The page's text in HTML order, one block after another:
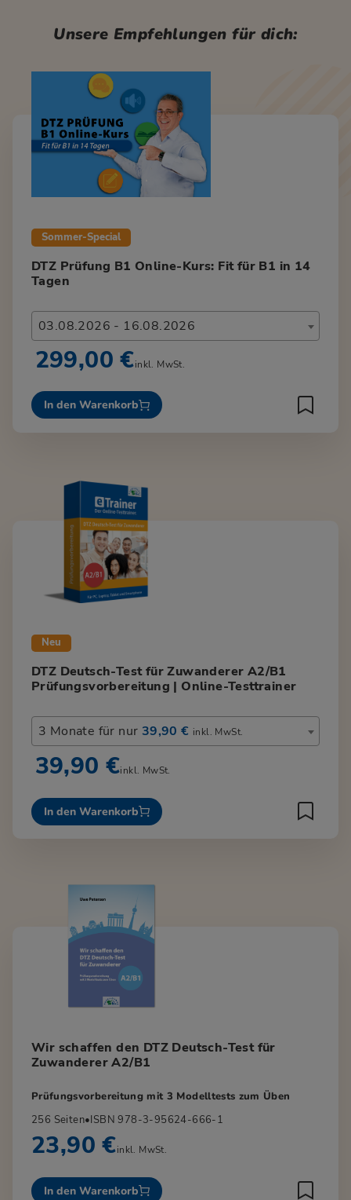
Unsere Empfehlungen für dich:
Sommer-Special
DTZ Prüfung B1 Online-Kurs: Fit für B1 in 14
Tagen
03.08.2026 - 16.08.2026
299,00 €inkl. MwSt.
In den Warenkorb
Neu
DTZ Deutsch-Test für Zuwanderer A2/B1
Prüfungsvorbereitung | Online-Testtrainer
3 Monate für nur 39,90 € inkl. MwSt.
39,90 €inkl. MwSt.
In den Warenkorb
Wir schaffen den DTZ Deutsch-Test für
Zuwanderer A2/B1
Prüfungsvorbereitung mit 3 Modelltests zum Üben
256 Seiten•ISBN 978-3-95624-666-1
23,90 €inkl. MwSt.
In den Warenkorb